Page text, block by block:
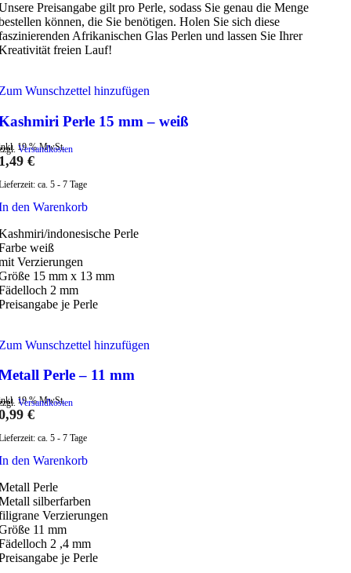
Preisangabe gilt pro Perle, sodass Sie genau die Menge
können, die Sie benötigen. Holen Sie sich diese
Afrikanischen Glas Perlen und lassen Sie Ihrer
freien Lauf!
Wunschzettel hinzufügen
Perle 15 mm – weiß
19 % MwSt.
Versandkosten
€
ca. 5 - 7 Tage
den Warenkorb
indonesische Perle
weiß
Verzierungen
15 mm x 13 mm
2 mm
je Perle
Wunschzettel hinzufügen
Perle – 11 mm
19 % MwSt.
Versandkosten
€
ca. 5 - 7 Tage
den Warenkorb
Perle
silberfarben
Verzierungen
11 mm
2 ,4 mm
je Perle